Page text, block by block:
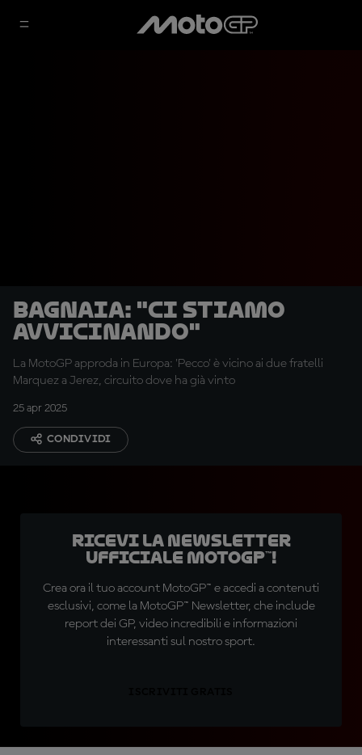
Bagnaia: "Ci stiamo
avvicinando"
La MotoGP approda in Europa: 'Pecco' è vicino ai due fratelli
Marquez a Jerez, circuito dove ha già vinto
25 apr 2025
CONDIVIDI
Ricevi la newsletter
ufficiale MotoGP™!
Crea ora il tuo account MotoGP™ e accedi a contenuti
esclusivi, come la MotoGP™ Newsletter, che include
report dei GP, video incredibili e informazioni
interessanti sul nostro sport.